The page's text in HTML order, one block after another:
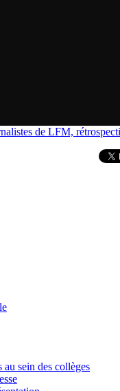
de LFM,
au sein des collèges